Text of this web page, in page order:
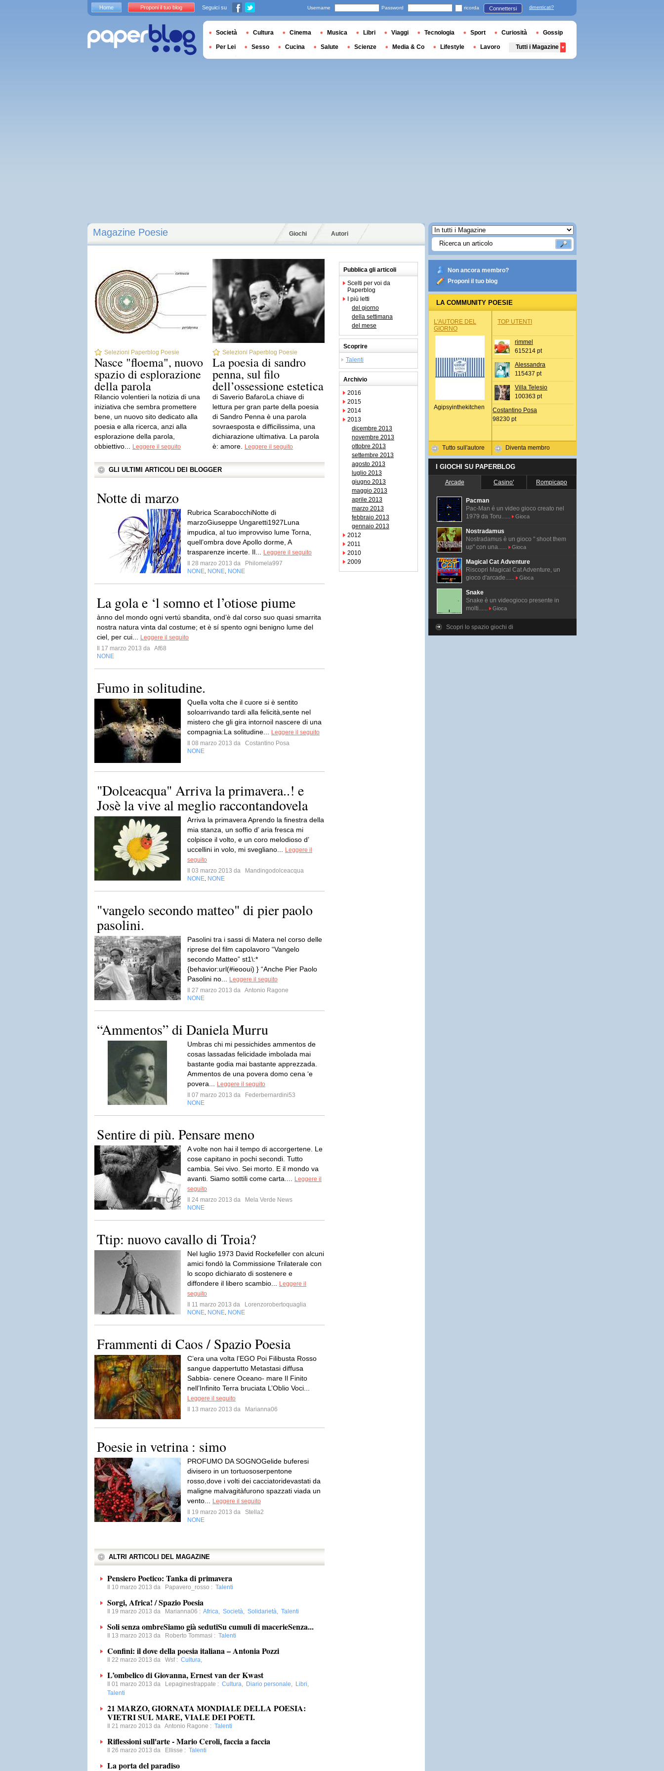
Magazine Poesie Giochi Autori
Selezioni Paperblog Poesie
Nasce "floema", nuovo
spazio di esplorazione
della parola
Rilancio volentieri la notizia di una
iniziativa che sembra promettere
bene, un nuovo sito dedicato alla
poesia e alla ricerca, anzi alla
esplorazione della parola,
obbiettivo...
Leggere il seguito
Selezioni Paperblog Poesie
La poesia di sandro
penna, sul filo
dell’ossessione estetica
di Saverio BafaroLa chiave di
lettura per gran parte della poesia
di Sandro Penna è una parola
sovraesposta e difficilissima, una
dichiarazione ultimativa. La parola
è: amore.
Leggere il seguito
GLI ULTIMI ARTICOLI DEI BLOGGER
Notte di marzo
Rubrica ScarabocchiNotte di
marzoGiuseppe Ungaretti1927Luna
impudica, al tuo improvviso lume Torna,
quell’ombra dove Apollo dorme, A
trasparenze incerte. Il...
Leggere il seguito
Il 28 marzo 2013 da
Philomela997
NONE NONE NONE
La gola e ‘l somno et l’otiose piume
ànno del mondo ogni vertú sbandita, ond’è dal corso suo quasi smarrita
nostra natura vinta dal costume; et è sí spento ogni benigno lume del
ciel, per cui...
Leggere il seguito
Il 17 marzo 2013 da Af68
NONE
Fumo in solitudine.
Quella volta che il cuore si è sentito
soloarrivando tardi alla felicità,sente nel
mistero che gli gira intornoil nascere di una
compagnia:La solitudine...
Leggere il seguito
Il 08 marzo 2013 da
Costantino Posa
NONE
"Dolceacqua" Arriva la primavera..! e
Josè la vive al meglio raccontandovela
Arriva la primavera Aprendo la finestra della
mia stanza, un soffio d’ aria fresca mi
colpisce il volto, e un coro melodioso d’
uccellini in volo, mi svegliano...
Leggere il
seguito
Il 03 marzo 2013 da
Mandingodolceacqua
NONE NONE
"vangelo secondo matteo" di pier paolo
pasolini.
Pasolini tra i sassi di Matera nel corso delle
riprese del film capolavoro “Vangelo
secondo Matteo” st1\:*
{behavior:url(#ieooui) } “Anche Pier Paolo
Pasolini no...
Leggere il seguito
Il 27 marzo 2013 da Antonio Ragone
NONE
“Ammentos” di Daniela Murru
Umbras chi mi pessichides ammentos de
cosas lassadas felicidade imbolada mai
bastante godia mai bastante apprezzada.
Ammentos de una povera domo cena ‘e
povera...
Leggere il seguito
Il 07 marzo 2013 da
Federbernardini53
NONE
Sentire di più. Pensare meno
A volte non hai il tempo di accorgertene. Le
cose capitano in pochi secondi. Tutto
cambia. Sei vivo. Sei morto. E il mondo va
avanti. Siamo sottili come carta....
Leggere il
seguito
Il 24 marzo 2013 da
Mela Verde News
NONE
Ttip: nuovo cavallo di Troia?
Nel luglio 1973 David Rockefeller con alcuni
amici fondò la Commissione Trilaterale con
lo scopo dichiarato di sostenere e
diffondere il libero scambio...
Leggere il
seguito
Il 11 marzo 2013 da
Lorenzorobertoquaglia
NONE NONE NONE
Frammenti di Caos / Spazio Poesia
C’era una volta l’EGO Poi Filibusta Rosso
sangue dappertutto Metastasi diffusa
Sabbia- cenere Oceano- mare Il Finito
nell’Infinito Terra bruciata L’Oblio Voci...
Leggere il seguito
Il 13 marzo 2013 da
Marianna06
Poesie in vetrina : simo
PROFUMO DA SOGNOGelide buferesi
divisero in un tortuososerpentone
rosso,dove i volti dei cacciatoridevastati da
maligne malvagitàfurono spazzati viada un
vento...
Leggere il seguito
Il 19 marzo 2013 da
Stella2
NONE
ALTRI ARTICOLI DEL MAGAZINE
Pensiero Poetico: Tanka di primavera
Il 10 marzo 2013 da Papavero_rosso : Talenti
Sorgi, Africa! / Spazio Poesia
Il 19 marzo 2013 da Marianna06 : Africa, Società, Solidarietà, Talenti
Soli senza ombreSiamo già sedutiSu cumuli di macerieSenza...
Il 13 marzo 2013 da Roberto Tommasi : Talenti
Confini: il dove della poesia italiana – Antonia Pozzi
Il 22 marzo 2013 da Wsf: Cultura,
L’ombelico di Giovanna, Ernest van der Kwast
Il 01 marzo 2013 da Lepaginestrappate : Cultura, Diario personale, Libri,
Talenti
21 MARZO, GIORNATA MONDIALE DELLA POESIA:
VIETRI SUL MARE, VIALE DEI POETI.
Il 21 marzo 2013 da Antonio Ragone : Talenti
Riflessioni sull'arte - Mario Ceroli, faccia a faccia
Il 26 marzo 2013 da Ellisse : Talenti
La porta del paradiso
Pubblica gli articoli
Scelti per voi da
Paperblog
I più letti
del giorno
della settimana
del mese
Scoprire
Talenti
Archivio
2016
2015
2014
2013
dicembre 2013
novembre 2013
ottobre 2013
settembre 2013
agosto 2013
luglio 2013
giugno 2013
maggio 2013
aprile 2013
marzo 2013
febbraio 2013
gennaio 2013
2012
2011
2010
2009
Non ancora membro?
Proponi il tuo blog
LA COMMUNITY POESIE
L'AUTORE DEL
GIORNO
Agipsyinthekitchen
Tutto sull'autore
TOP UTENTI
rimmel
615214 pt
Alessandra
115437 pt
Villa Telesio
100363 pt
Costantino Posa
98230 pt
Diventa membro
I GIOCHI SU PAPERBLOG
Arcade Casino' Rompicapo
Pacman
Pac-Man é un video gioco creato nel
1979 da Toru......
Gioca
Nostradamus
Nostradamus è un gioco " shoot them
up" con una......
Gioca
Magical Cat Adventure
Riscopri Magical Cat Adventure, un
gioco d'arcade......
Gioca
Snake
Snake è un videogioco presente in
molti......
Gioca
Scopri lo spazio giochi di
Home Proponi il tuo blog Seguici su Username Password ricorda Connettersi dimenticati?
Società Cultura Cinema Musica Libri Viaggi Tecnologia Sport Curiosità Gossip
Per Lei Sesso Cucina Salute Scienze Media & Co Lifestyle Lavoro Tutti i Magazine